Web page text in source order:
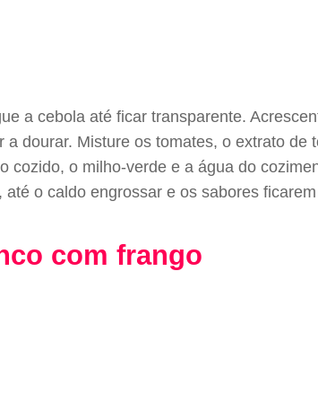
a cebola até ficar transparente.
dourar. Misture os tomates, o extrato
cozido, o milho-verde e a água do
o caldo engrossar e os sabores
com frango